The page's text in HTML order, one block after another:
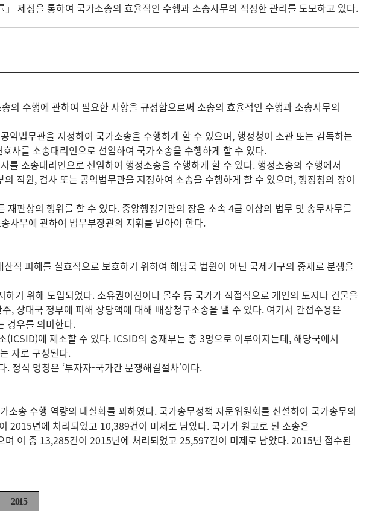
제정을 통하여 국가소송의 효율적인 수행과 소송사무의 적정한 관리를 도모하고 있다.
의 수행에 관하여 필요한 사항을 규정함으로써 소송의 효율적인 수행과 소송사무의
법무관을 지정하여 국가소송을 수행하게 할 수 있으며, 행정청이 소관 또는 감독하는
사를 소송대리인으로 선임하여 국가소송을 수행하게 할 수 있다.
소송대리인으로 선임하여 행정소송을 수행하게 할 수 있다. 행정소송의 수행에서
직원, 검사 또는 공익법무관을 지정하여 소송을 수행하게 할 수 있으며, 행정청의 장이
판상의 행위를 할 수 있다. 중앙행정기관의 장은 소속 4급 이상의 법무 및 송무사무를
사무에 관하여 법무부장관의 지휘를 받아야 한다.
적 피해를 실효적으로 보호하기 위하여 해당국 법원이 아닌 국제기구의 중재로 분쟁을
기 위해 도입되었다. 소유권이전이나 몰수 등 국가가 직접적으로 개인의 토지나 건물을
, 상대국 정부에 피해 상당액에 대해 배상청구소송을 낼 수 있다. 여기서 간접수용은
경우를 의미한다.
에 제소할 수 있다. ICSID의 중재부는 총 3명으로 이루어지는데, 해당국에서
자로 구성된다.
정식 명칭은 ‘투자자-국가간 분쟁해결절차’이다.
송 수행 역량의 내실화를 꾀하였다. 국가송무정책 자문위원회를 신설하여 국가송무의
2015년에 처리되었고 10,389건이 미제로 남았다. 국가가 원고로 된 소송은
이 중 13,285건이 2015년에 처리되었고 25,597건이 미제로 남았다. 2015년 접수된
2015